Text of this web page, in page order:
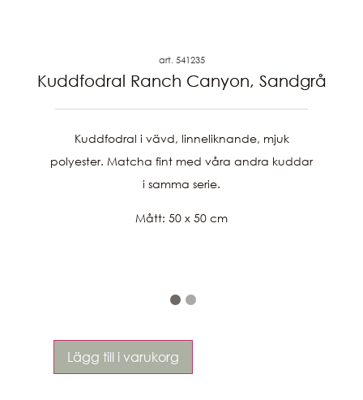
art. 541235
Kuddfodral Ranch Canyon, Sandgrå
Kuddfodral i vävd, linneliknande, mjuk
polyester. Matcha fint med våra andra kuddar
i samma serie.
Mått: 50 x 50 cm
Lägg till i varukorg